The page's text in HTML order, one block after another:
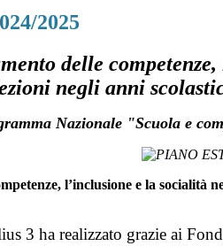
2025
delle
negli anni
Nazionale "Scuola e
l’inclusione e la socialità
3 ha realizzato grazie ai